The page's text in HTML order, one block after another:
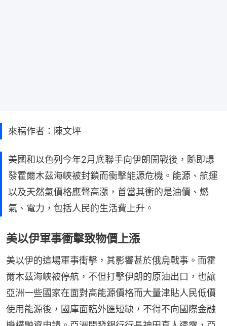
來稿作者：陳文坪
美國和以色列今年2月底聯手向伊朗開戰後，隨即爆
發霍爾木茲海峽被封鎖而衝擊能源危機。能源、航運
以及天然氣價格應聲高漲，首當其衝的是油價、燃
氣、電力，包括人民的生活費上升。
美以伊軍事衝擊致物價上漲
美以伊的這場軍事衝擊，其影響甚於俄烏戰事。而霍
爾木茲海峽被停航，不但打擊伊朗的原油出口，也讓
亞洲一些國家在面對高能源價格而大量津貼人民低價
使用能源後，國庫面臨外匯短缺，不得不向國際金融